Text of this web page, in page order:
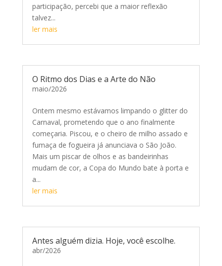
participação, percebi que a maior reflexão
talvez...
ler mais
O Ritmo dos Dias e a Arte do Não
maio/2026
Ontem mesmo estávamos limpando o glitter do
Carnaval, prometendo que o ano finalmente
começaria. Piscou, e o cheiro de milho assado e
fumaça de fogueira já anunciava o São João.
Mais um piscar de olhos e as bandeirinhas
mudam de cor, a Copa do Mundo bate à porta e
a...
ler mais
Antes alguém dizia. Hoje, você escolhe.
abr/2026